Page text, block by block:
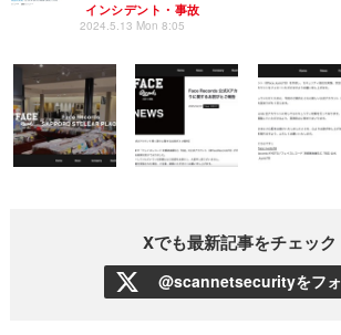
インシデント・事故
2024.5.13 Mon 8:05
Xでも最新記事をチェック
@scannetsecurityをフ